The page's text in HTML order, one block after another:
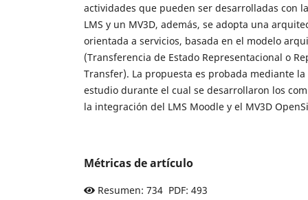
actividades que pueden ser desarrolladas con
LMS y un MV3D, además, se adopta una
orientada a servicios, basada en el modelo
(Transferencia de Estado Representacional o
Transfer). La propuesta es probada mediante
estudio durante el cual se desarrollaron los
la integración del LMS Moodle y el MV3D
Métricas de artículo
Resumen: 734 PDF: 493